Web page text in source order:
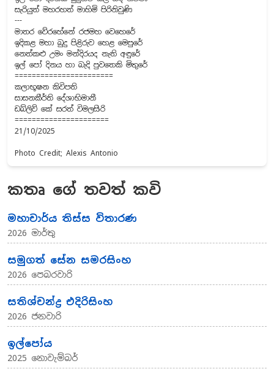
සැරියුත් මහරහත් මාහිමි පිරිනිවුණි
---
මාතර වේරහේනේ රජමහ වෙහෙරේ
ඉදිකළ මහා බුදු පිළිරුව හෙළ මෙපුරේ
නෙත්කළු උමං මන්දිරයද නැති අඳුරේ
ඉල් පෝ දිනය හා බැදි පුවතෙකි මිතුරේ
=======================
කලාභූෂන කිවිපති
සාසනකීර්ති දේශාභිමානී
ඩබ්ලිව් කේ සරත් විමලසිරි
======================
21/10/2025
Photo Credit; Alexis Antonio
කතෘ ගේ තවත් කවි
මහාචාර්ය තිස්ස විතාරණ
2026 මාර්තු
සමුගත් සේන සමරසිංහ
2026 පෙබරවාරි
සතිශ්චන්ද්‍ර එදිරිසිංහ
2026 ජනවාරි
ඉල්පෝය
2025 නොවැම්බර්